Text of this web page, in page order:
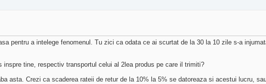
pentru a intelege fenomenul. Tu zici ca odata ce ai scurtat de la 30 la 10 zile s-a
tine, respectiv transportul celui al 2lea produs pe care il trimiti?
asta. Crezi ca scaderea rateii de retur de la 10% la 5% se datoreaza si acestui lucru,